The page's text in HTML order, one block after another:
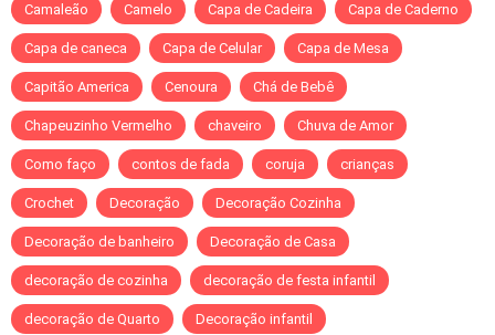
Camaleão Camelo Capa de Cadeira Capa de Caderno
Capa de caneca Capa de Celular Capa de Mesa
Capitão America Cenoura Chá de Bebê
Chapeuzinho Vermelho chaveiro Chuva de Amor
Como faço contos de fada coruja crianças
Crochet Decoração Decoração Cozinha
Decoração de banheiro Decoração de Casa
decoração de cozinha decoração de festa infantil
decoração de Quarto Decoração infantil